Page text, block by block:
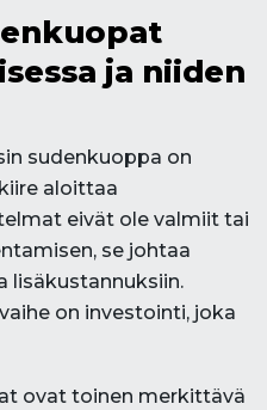
ja niiden
sudenkuoppa on
aloittaa
eivät ole valmiit tai
se johtaa
lisäkustannuksiin.
on investointi, joka
ovat toinen merkittävä